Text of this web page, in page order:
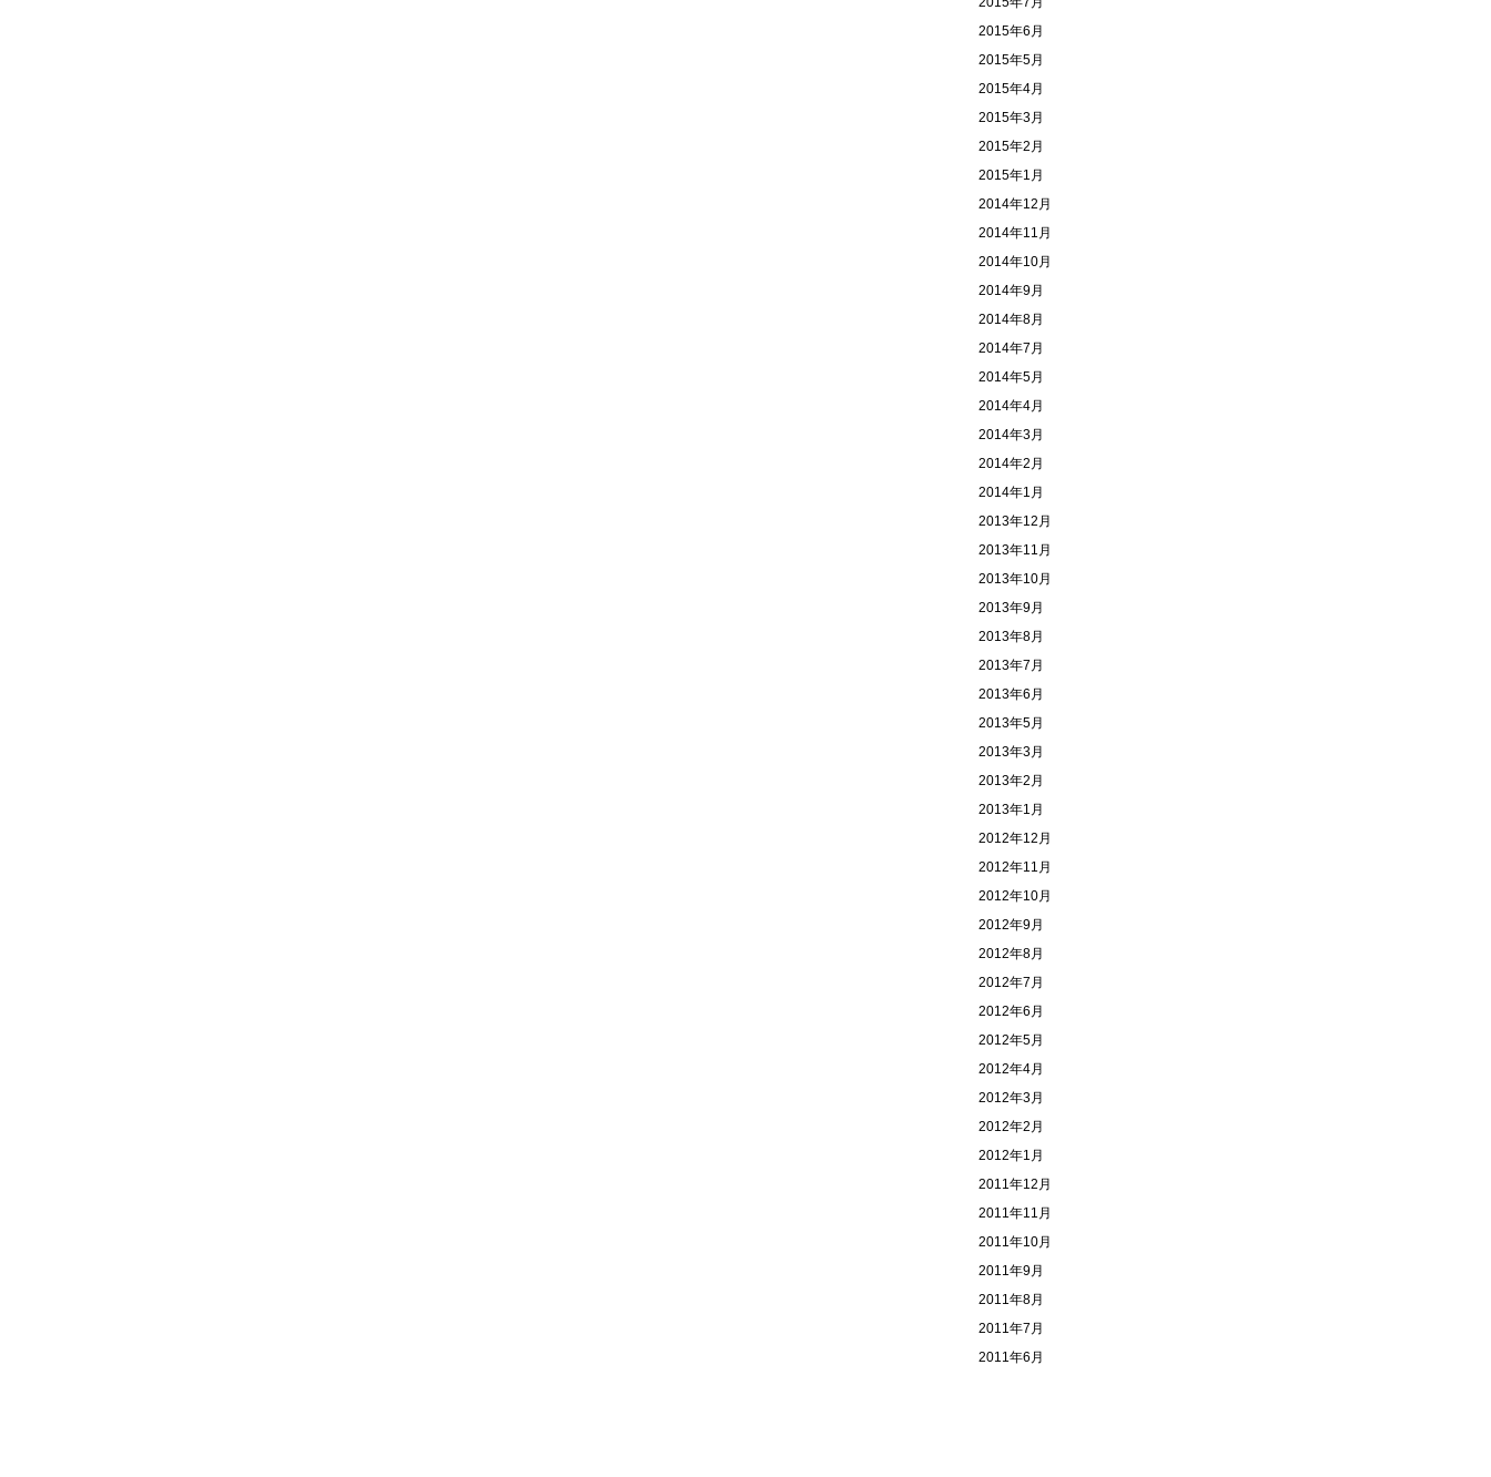
2015年6月
2015年5月
2015年4月
2015年3月
2015年2月
2015年1月
2014年12月
2014年11月
2014年10月
2014年9月
2014年8月
2014年7月
2014年5月
2014年4月
2014年3月
2014年2月
2014年1月
2013年12月
2013年11月
2013年10月
2013年9月
2013年8月
2013年7月
2013年6月
2013年5月
2013年3月
2013年2月
2013年1月
2012年12月
2012年11月
2012年10月
2012年9月
2012年8月
2012年7月
2012年6月
2012年5月
2012年4月
2012年3月
2012年2月
2012年1月
2011年12月
2011年11月
2011年10月
2011年9月
2011年8月
2011年7月
2011年6月